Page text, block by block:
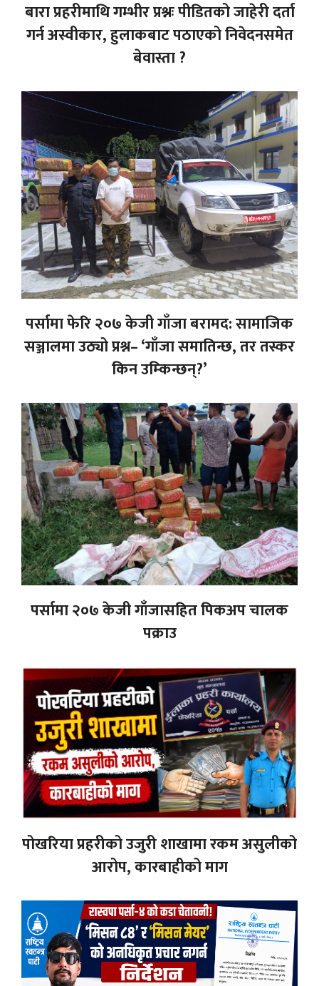
बारा प्रहरीमाथि गम्भीर प्रश्नः पीडितको जाहेरी दर्ता
गर्न अस्वीकार, हुलाकबाट पठाएको निवेदनसमेत
बेवास्ता ?
पर्सामा फेरि २०७ केजी गाँजा बरामद: सामाजिक
सञ्जालमा उठ्यो प्रश्न– ‘गाँजा समातिन्छ, तर तस्कर
किन उम्किन्छन्?’
पर्सामा २०७ केजी गाँजासहित पिकअप चालक
पक्राउ
पोखरिया प्रहरीको उजुरी शाखामा रकम असुलीको
आरोप, कारबाहीको माग